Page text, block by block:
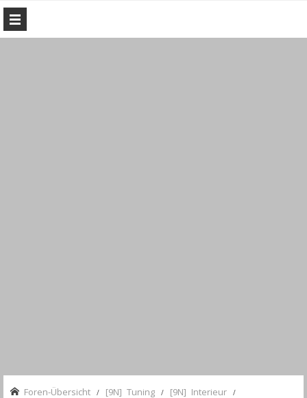
Foren-Übersicht [9N] Tuning [9N] Interieur